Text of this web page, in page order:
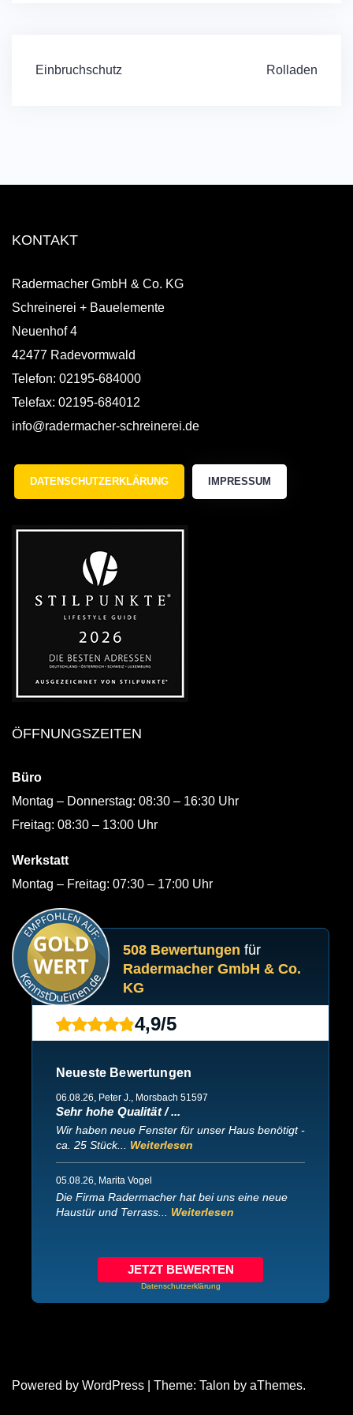
Beitragsnavigation
Einbruchschutz Rolladen
KONTAKT
Radermacher GmbH & Co. KG
Schreinerei + Bauelemente
Neuenhof 4
42477 Radevormwald
Telefon: 02195-684000
Telefax: 02195-684012
info@radermacher-schreinerei.de
DATENSCHUTZERKLÄRUNG IMPRESSUM
ÖFFNUNGSZEITEN
Büro
Montag – Donnerstag: 08:30 – 16:30 Uhr
Freitag: 08:30 – 13:00 Uhr
Werkstatt
Montag – Freitag: 07:30 – 17:00 Uhr
508 Bewertungen für
Radermacher GmbH & Co.
KG
4,9/5
Neueste Bewertungen
06.08.26, Peter J., Morsbach 51597
Sehr hohe Qualität / ...
Wir haben neue Fenster für unser Haus benötigt -
ca. 25 Stück... Weiterlesen
05.08.26, Marita Vogel
Die Firma Radermacher hat bei uns eine neue
Haustür und Terrass... Weiterlesen
JETZT BEWERTEN
Datenschutzerklärung
Powered by WordPress Theme: Talon by aThemes.